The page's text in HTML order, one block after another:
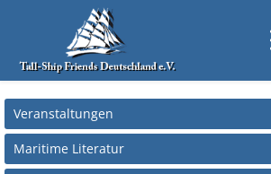
Veranstaltungen
Maritime Literatur